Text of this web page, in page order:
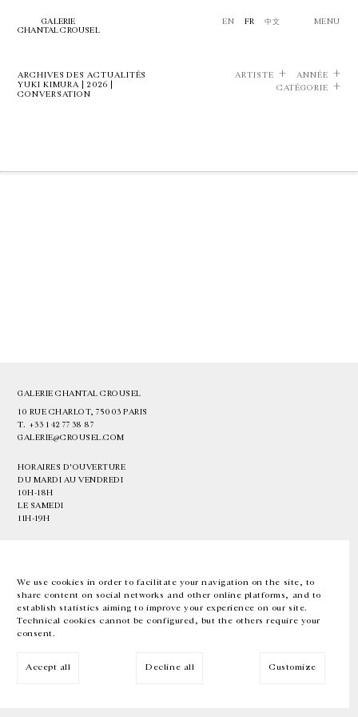
We use cookies in order to facilitate your navigation on the site, to
share content on social networks and other online platforms, and to
establish statistics aiming to improve your experience on our site.
Technical cookies cannot be configured, but the others require your
consent.
Accept all Decline all Customize
GALERIE
CHANTAL CROUSEL
EN FR 中文 MENU
ARCHIVES DES ACTUALITÉS
YUKI KIMURA | 2026 |
CONVERSATION
ARTISTE
ANNÉE
CATÉGORIE
GALERIE CHANTAL CROUSEL
10 RUE CHARLOT, 75003 PARIS
T. +33 1 42 77 38 87
GALERIE@CROUSEL.COM
HORAIRES D'OUVERTURE
DU MARDI AU VENDREDI
10H-18H
LE SAMEDI
11H-19H
EN FR 中文 Facebook Instagram
Inscrivez-vous à notre newsletter